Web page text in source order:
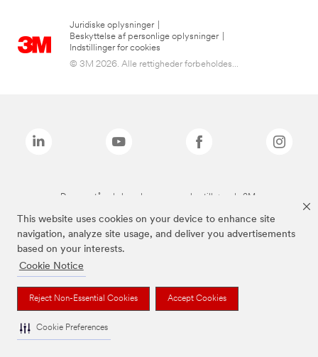
This website uses cookies on your device to enhance site
navigation, analyze site usage, and deliver you advertisements
based on your interests.
Cookie Notice
Reject Non-Essential Cookies Accept Cookies
Cookie Preferences
Juridiske oplysninger
Beskyttelse af personlige oplysninger
Indstillinger for cookies
© 3M 2026. Alle rettigheder forbeholdes...
De ovenstående brands er varemærker tilhørende 3M.